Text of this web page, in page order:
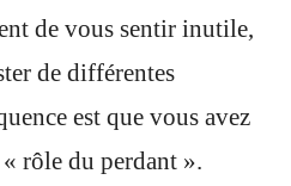
de vous sentir inutile,
de différentes
est que vous avez
rôle du perdant ».